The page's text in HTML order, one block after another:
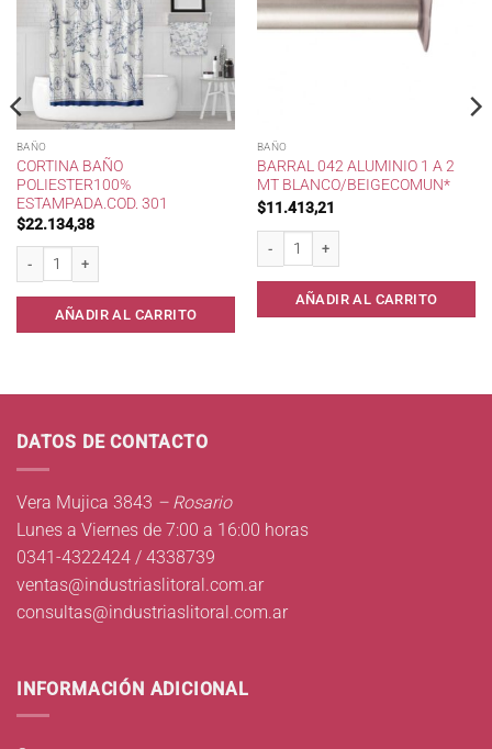
BAÑO
CORTINA BAÑO
POLIESTER100%
ESTAMPADA.COD. 301
$22.134,38
Cortina Baño Poliester100% Estampada.cod. 301 cantidad
AÑADIR AL CARRITO
BAÑO
BARRAL 042 ALUMINIO 1 A 2
MT BLANCO/BEIGECOMUN*
$11.413,21
AÑADIR AL CARRITO
DATOS DE CONTACTO
Vera Mujica 3843 – Rosario
Lunes a Viernes de 7:00 a 16:00 horas
0341-4322424 / 4338739
ventas@industriaslitoral.com.ar
consultas@industriaslitoral.com.ar
INFORMACIÓN ADICIONAL